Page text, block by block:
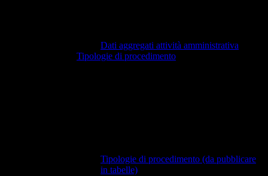
Dati aggregati attività amministrativa
Tipologie di procedimento
Tipologie di procedimento (da pubblicare
in tabelle)